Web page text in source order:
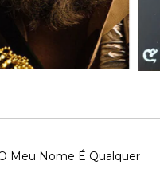
Meu Nome É Qualquer